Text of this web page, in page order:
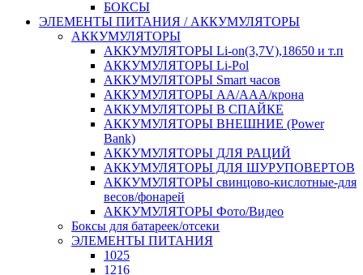
БОКСЫ
ЭЛЕМЕНТЫ ПИТАНИЯ / АККУМУЛЯТОРЫ
АККУМУЛЯТОРЫ
АККУМУЛЯТОРЫ Li-on(3,7V),18650 и т.п
АККУМУЛЯТОРЫ Li-Pol
АККУМУЛЯТОРЫ Smart часов
АККУМУЛЯТОРЫ АА/ААА/крона
АККУМУЛЯТОРЫ В СПАЙКЕ
АККУМУЛЯТОРЫ ВНЕШНИЕ (Power
Bank)
АККУМУЛЯТОРЫ ДЛЯ РАЦИЙ
АККУМУЛЯТОРЫ ДЛЯ ШУРУПОВЕРТОВ
АККУМУЛЯТОРЫ свинцово-кислотные-для
весов/фонарей
АККУМУЛЯТОРЫ Фото/Видео
Боксы для батареек/отсеки
ЭЛЕМЕНТЫ ПИТАНИЯ
1025
1216